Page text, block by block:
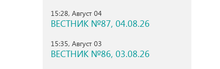
15:28, Август 04
ВЕСТНИК №87, 04.08.26
15:35, Август 03
ВЕСТНИК №86, 03.08.26